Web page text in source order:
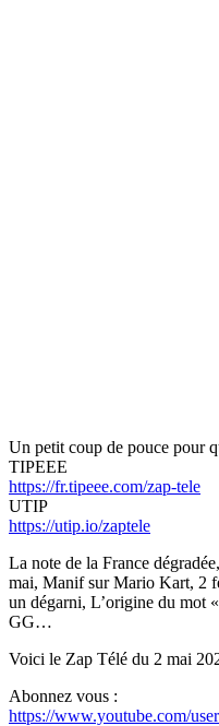
Un petit coup de pouce pour
TIPEEE
https://fr.tipeee.com/zap-tele
UTIP
https://utip.io/zaptele
La note de la France
mai, Manif sur Mario Kart, 2
un dégarni, L’origine du mot
GG…
Voici le Zap Télé du 2 mai
Abonnez vous :
https://www.youtube.com/